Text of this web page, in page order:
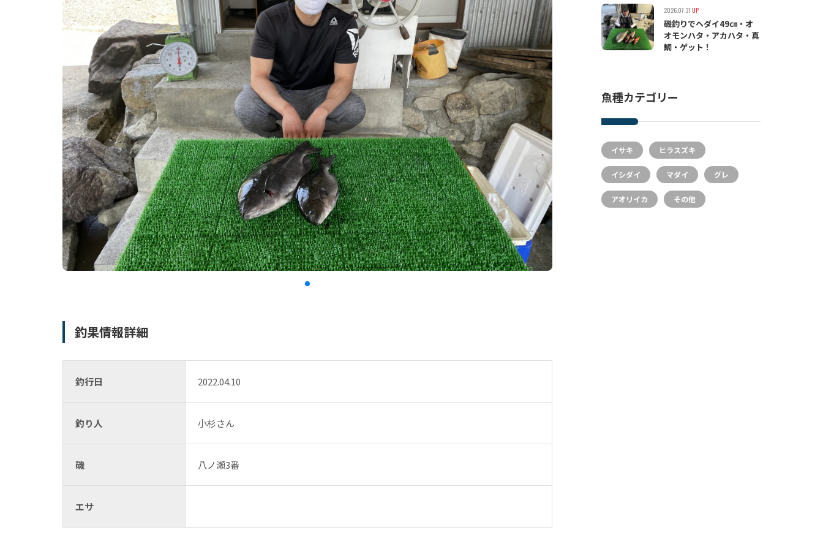
釣果情報詳細
釣行日 2022.04.10
釣り人 小杉さん
磯 八ノ瀬3番
エサ
2026.07.31 UP
磯釣りでヘダイ49㎝・オ
オモンハタ・アカハタ・真
鯛・ゲット！
魚種カテゴリー
イサキ ヒラスズキ
イシダイ マダイ グレ
アオリイカ その他